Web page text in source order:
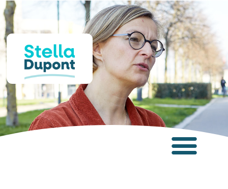
Panneau de gestion des cookies